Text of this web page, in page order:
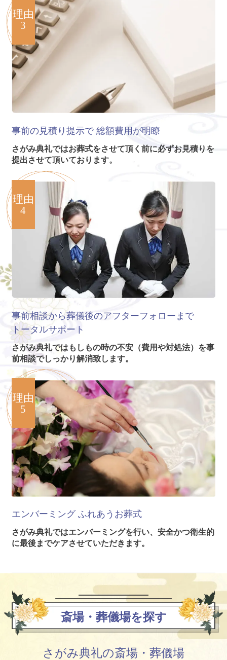
理由
3
事前の見積り提示で 総額費用が明瞭
さがみ典礼ではお葬式をさせて頂く前に必ずお見積りを
提出させて頂いております。
理由
4
事前相談から葬儀後のアフターフォローまで
トータルサポート
さがみ典礼ではもしもの時の不安（費用や対処法）を事
前相談でしっかり解消致します。
理由
5
エンバーミング ふれあうお葬式
さがみ典礼ではエンバーミングを行い、安全かつ衛生的
に最後までケアさせていただきます。
斎場・葬儀場を探す
さがみ典礼の斎場・葬儀場